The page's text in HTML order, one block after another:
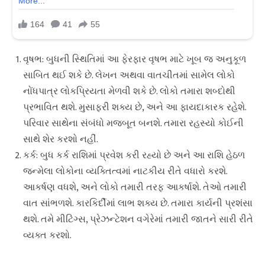
વૃષભ: બુધની સ્થિતિમાં આ ફેરફાર વૃષભ માટે ખૂબ જ અનુકૂળ
સાબિત થઈ શકે છે. લેખન અથવા વાતચીતમાં સામેલ લોકો
નોંધપાત્ર લોકપ્રિયતા મેળવી શકે છે. લોકો તમારા શબ્દોથી
પ્રભાવિત થશે. મુસાફરી શક્ય છે, અને આ ફાયદાકારક રહેશે.
પરિવાર સાથેના સંબંધો મજબૂત બનશે. તમારા રહસ્યો કોઈની
સાથે શેર કરશો નહીં.
કર્ક: બુધ કર્ક રાશિમાં પ્રવેશ કરી રહ્યો છે અને આ રાશિ હેઠળ
જન્મેલા લોકોના વ્યક્તિત્વમાં નાટકીય રીતે વધારો કરશે.
આકર્ષણ વધશે, અને લોકો તમારી તરફ આકર્ષાશે. તેઓ તમારી
વાત સાંભળશે. કારકિર્દીમાં લાભ શક્ય છે. તમારા કાર્યની પ્રશંસા
થશે. તમે મીટિંગ્સ, પ્રેઝન્ટેશન વગેરેમાં તમારી જાતને સારી રીતે
વ્યક્ત કરશો.